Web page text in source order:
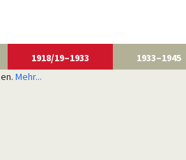
1918/19–1933 1933–1945
Mehr...